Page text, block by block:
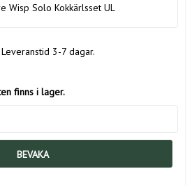
Wisp Solo Kokkärlsset UL
3-7 dagar.
finns i lager.
BEVAKA